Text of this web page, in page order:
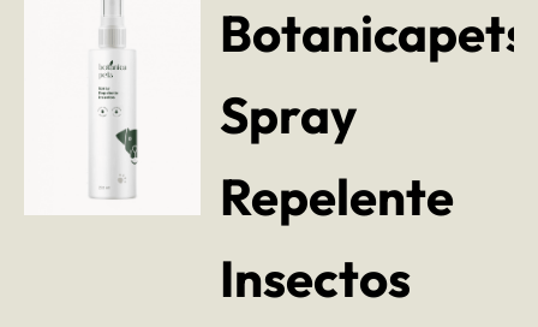
Botanicapets
Spray
Repelente
Insectos